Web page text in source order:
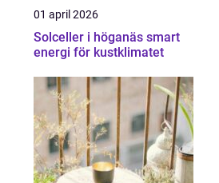
01 april 2026
Solceller i höganäs smart
energi för kustklimatet